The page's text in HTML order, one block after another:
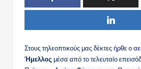
Στους τηλεοπτικούς μας δέκτες ήρθε ο
Ήμελλος μέσα από το τελευταίο